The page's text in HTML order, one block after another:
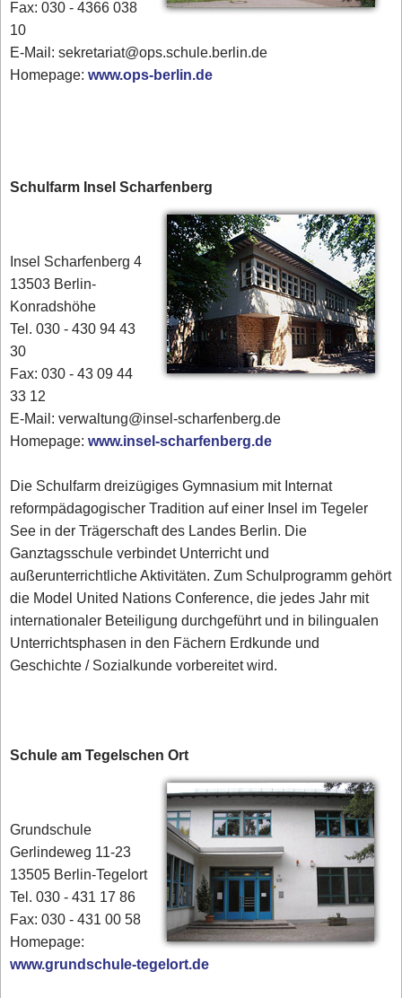
Fax: 030 - 4366 038
10
E-Mail: sekretariat@ops.schule.berlin.de
Homepage:www.ops-berlin.de
Schulfarm Insel Scharfenberg
Insel Scharfenberg 4
13503 Berlin-
Konradshöhe
Tel. 030 - 430 94 43
30
Fax: 030 - 43 09 44
33 12
E-Mail: verwaltung@insel-scharfenberg.de
Homepage:www.insel-scharfenberg.de
Die Schulfarm dreizügiges Gymnasium mit Internat
reformpädagogischer Tradition auf einer Insel im Tegeler
See in der Trägerschaft des Landes Berlin. Die
Ganztagsschule verbindet Unterricht und
außerunterrichtliche Aktivitäten. Zum Schulprogramm gehört
die Model United Nations Conference, die jedes Jahr mit
internationaler Beteiligung durchgeführt und in bilingualen
Unterrichtsphasen in den Fächern Erdkunde und
Geschichte / Sozialkunde vorbereitet wird.
Schule am Tegelschen Ort
Grundschule
Gerlindeweg 11-23
13505 Berlin-Tegelort
Tel. 030 - 431 17 86‎
Fax: 030 - 431 00 58‎
Homepage:
www.grundschule-tegelort.de